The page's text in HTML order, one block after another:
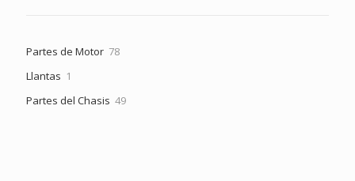
Partes de Motor 7878
Llantas 1
Partes del Chasis 4949